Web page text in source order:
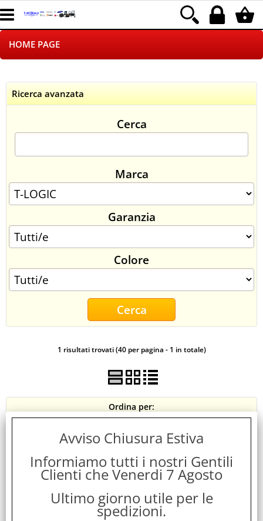
HOME PAGE
LOGISTICA
NEGOZI ON LINE
SINCRONIZZATI CON NOI
SPEDIZIONI
CONTATTI
Ricerca avanzata
Cerca
Marca
Garanzia
Colore
1 risultati trovati (40 per pagina - 1 in totale)
Ordina per:
Avviso Chiusura Estiva
Informiamo tutti i nostri Gentili
Clienti che Venerdi 7 Agosto
Ultimo giorno utile per le
spedizioni.